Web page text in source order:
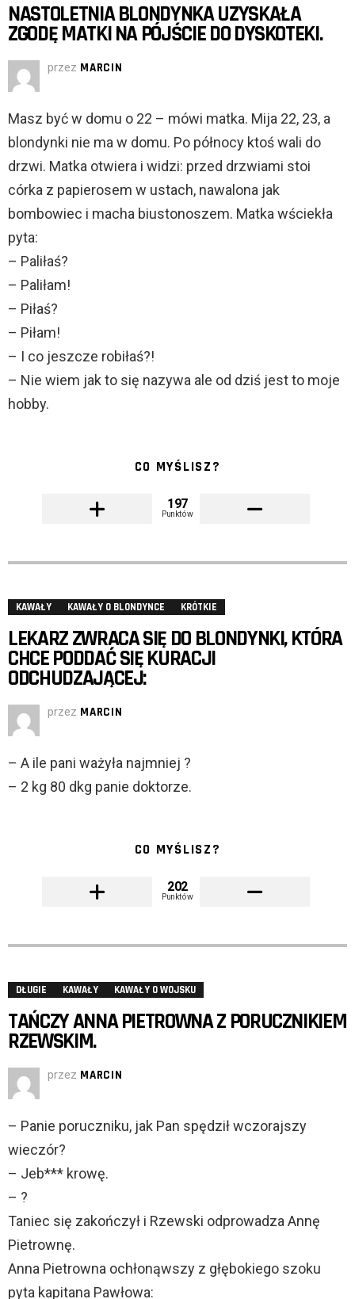
NASTOLETNIA BLONDYNKA UZYSKAŁA
ZGODĘ MATKI NA PÓJŚCIE DO DYSKOTEKI.
przez MARCIN
Masz być w domu o 22 – mówi matka. Mija 22, 23, a
blondynki nie ma w domu. Po północy ktoś wali do
drzwi. Matka otwiera i widzi: przed drzwiami stoi
córka z papierosem w ustach, nawalona jak
bombowiec i macha biustonoszem. Matka wściekła
pyta:
– Paliłaś?
– Paliłam!
– Piłaś?
– Piłam!
– I co jeszcze robiłaś?!
– Nie wiem jak to się nazywa ale od dziś jest to moje
hobby.
CO MYŚLISZ?
197
Punktów
KAWAŁY KAWAŁY O BLONDYNCE KRÓTKIE
LEKARZ ZWRACA SIĘ DO BLONDYNKI, KTÓRA
CHCE PODDAĆ SIĘ KURACJI
ODCHUDZAJĄCEJ:
przez MARCIN
– A ile pani ważyła najmniej ?
– 2 kg 80 dkg panie doktorze.
CO MYŚLISZ?
202
Punktów
DŁUGIE KAWAŁY KAWAŁY O WOJSKU
TAŃCZY ANNA PIETROWNA Z PORUCZNIKIEM
RZEWSKIM.
przez MARCIN
– Panie poruczniku, jak Pan spędził wczorajszy
wieczór?
– Jeb*** krowę.
– ?
Taniec się zakończył i Rzewski odprowadza Annę
Pietrownę.
Anna Pietrowna ochłonąwszy z głębokiego szoku
pyta kapitana Pawłowa: